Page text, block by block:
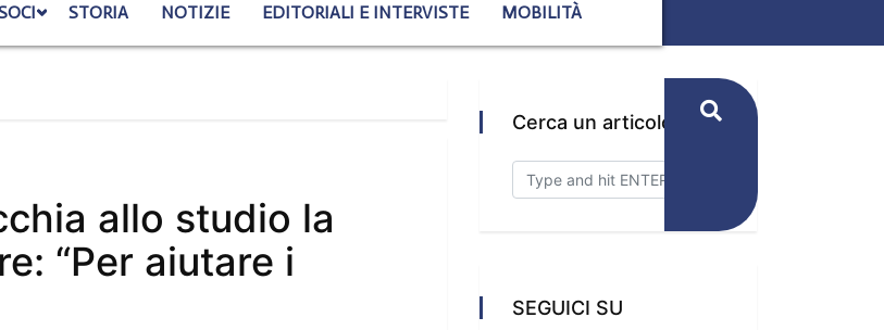
STORIA NOTIZIE EDITORIALI E INTERVISTE MOBILITÀ
allo studio la
“Per aiutare i
Cerca un articolo
SEGUICI SU